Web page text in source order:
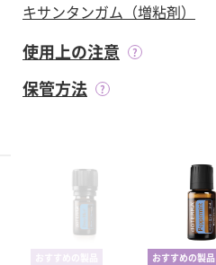
キサンタンガム（増粘剤）
使用上の注意
保管方法
おすすめの製品